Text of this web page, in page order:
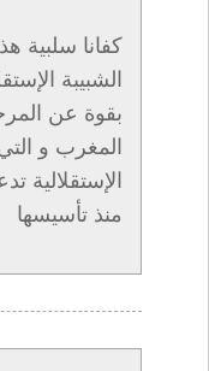
كفانا سلبية
الشبيبة
بقوة عن
المغرب و
الإستقلالية
منذ تأسيسها